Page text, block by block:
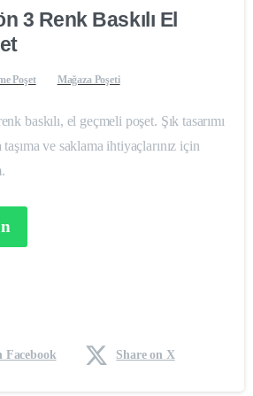
3 Renk Baskılı El
Poşet Mağaza Poşeti
baskılı, el geçmeli poşet. Şık tasarımı
taşıma ve saklama ihtiyaçlarınız için
Facebook Share on X